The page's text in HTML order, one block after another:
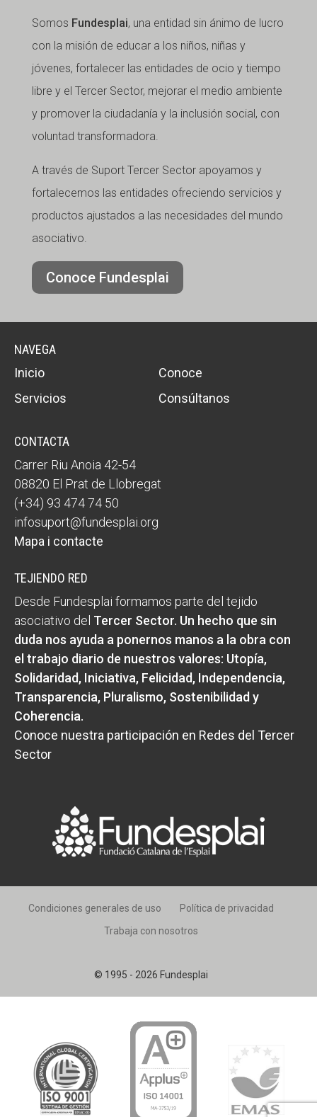
Somos Fundesplai, una entidad sin ánimo de lucro
con la misión de educar a los niños, niñas y
jóvenes, fortalecer las entidades de ocio y tiempo
libre y el Tercer Sector, mejorar el medio ambiente
y promover la ciudadanía y la inclusión social, con
voluntad transformadora.
A través de Suport Tercer Sector apoyamos y
fortalecemos las entidades ofreciendo servicios y
productos ajustados a las necesidades del mundo
asociativo.
Conoce Fundesplai
NAVEGA
Inicio
Conoce
Servicios
Consúltanos
CONTACTA
Carrer Riu Anoia 42-54
08820 El Prat de Llobregat
(+34) 93 474 74 50
infosuport@fundesplai.org
Mapa i contacte
TEJIENDO RED
Desde Fundesplai formamos parte del tejido
asociativo del Tercer Sector. Un hecho que sin
duda nos ayuda a ponernos manos a la obra con
el trabajo diario de nuestros valores: Utopía,
Solidaridad, Iniciativa, Felicidad, Independencia,
Transparencia, Pluralismo, Sostenibilidad y
Coherencia.
Conoce nuestra participación en Redes del Tercer
Sector
© 1995 - 2026 Fundesplai
Condiciones generales de uso
Política de privacidad
Trabaja con nosotros